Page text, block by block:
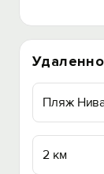
Пляж
2 км